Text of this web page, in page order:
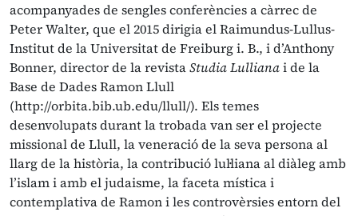
acompanyades de sengles conferències a càrrec de
Peter Walter, que el 2015 dirigia el Raimundus-Lullus-
Institut de la Universitat de Freiburg i. B., i d’Anthony
Bonner, director de la revistaStudia Lullianai de la
Base de Dades Ramon Llull
(http://orbita.bib.ub.edu/llull/). Els temes
desenvolupats durant la trobada van ser el projecte
missional de Llull, la veneració de la seva persona al
llarg de la història, la contribució lul·liana al diàleg amb
l’islam i amb el judaisme, la faceta mística i
contemplativa de Ramon i les controvèrsies entorn del